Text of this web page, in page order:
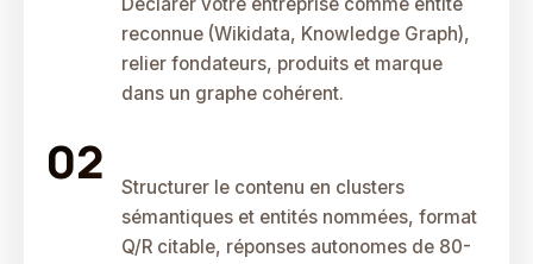
Déclarer votre entreprise comme entité
reconnue (Wikidata, Knowledge Graph),
relier fondateurs, produits et marque
dans un graphe cohérent.
Structurer le contenu en clusters
sémantiques et entités nommées, format
Q/R citable, réponses autonomes de 80-